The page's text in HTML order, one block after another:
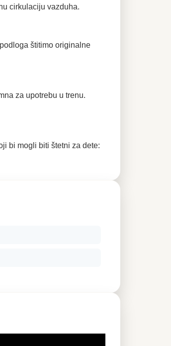
cirkulaciju vazduha.
štitimo originalne
za upotrebu u trenu.
bi mogli biti štetni za dete: